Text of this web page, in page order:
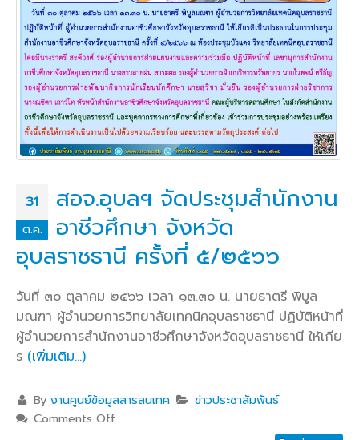
31
ต.ค.
สอจ.อุบลฯ จัดประชุมสำนักงาน
อาชีวศึกษา จังหวัด
อุบลราชธานี ครั้งที่ ๕/๒๕๖๖
วันที่ ๓๐ ตุลาคม ๒๕๖๖ เวลา ๑๓.๓๐ น. นายธาตรี พิบูล
มณฑา ผู้อำนวยการวิทยาลัยเทคนิคอุบลราชธานี ปฏิบัติหน้าที่
ผู้อำนวยการสำนักงานอาชีวศึกษาจังหวัดอุบลราชธานี ให้เกีย
ร (เพิ่มเติม…)
Byงานศูนย์ข้อมูลสารสนเทศ
ข่าวประชาสัมพันธ์
Comments Off